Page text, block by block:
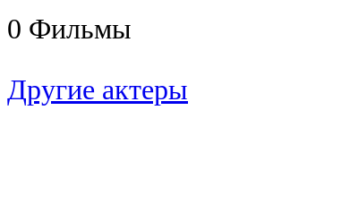
0 Фильмы
Другие актеры